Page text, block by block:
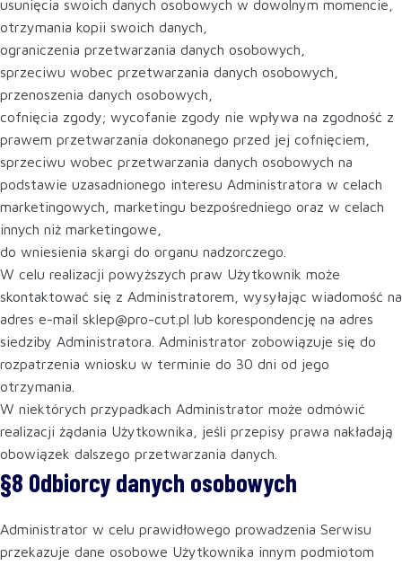
usunięcia swoich danych osobowych w dowolnym momencie,
otrzymania kopii swoich danych,
ograniczenia przetwarzania danych osobowych,
sprzeciwu wobec przetwarzania danych osobowych,
przenoszenia danych osobowych,
cofnięcia zgody; wycofanie zgody nie wpływa na zgodność z
prawem przetwarzania dokonanego przed jej cofnięciem,
sprzeciwu wobec przetwarzania danych osobowych na
podstawie uzasadnionego interesu Administratora w celach
marketingowych, marketingu bezpośredniego oraz w celach
innych niż marketingowe,
do wniesienia skargi do organu nadzorczego.
W celu realizacji powyższych praw Użytkownik może
skontaktować się z Administratorem, wysyłając wiadomość na
adres e-mail sklep@pro-cut.pl lub korespondencję na adres
siedziby Administratora. Administrator zobowiązuje się do
rozpatrzenia wniosku w terminie do 30 dni od jego
otrzymania.
W niektórych przypadkach Administrator może odmówić
realizacji żądania Użytkownika, jeśli przepisy prawa nakładają
obowiązek dalszego przetwarzania danych.
§8 Odbiorcy danych osobowych
Administrator w celu prawidłowego prowadzenia Serwisu
przekazuje dane osobowe Użytkownika innym podmiotom